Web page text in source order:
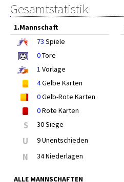
Gesamtstatistik
1.Mannschaft
73 Spiele
0Tore
1 Vorlage
4Gelbe Karten
0Gelb-Rote Karten
0Rote Karten
S 30 Siege
U 9 Unentschieden
N 34 Niederlagen
ALLE MANNSCHAFTEN